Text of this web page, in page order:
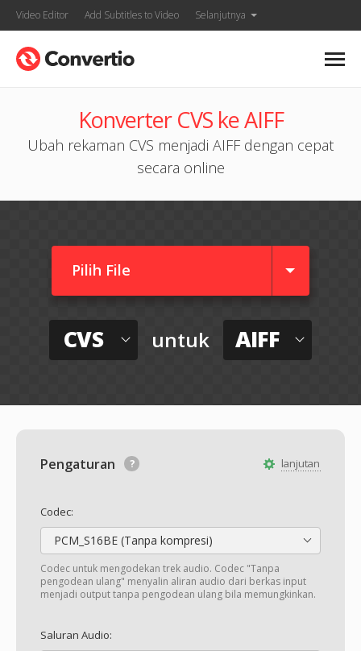
Video Editor Add Subtitles to Video Selanjutnya
Konverter CVS ke AIFF
Ubah rekaman CVS menjadi AIFF dengan cepat
secara online
Pilih File
CVS untuk AIFF
lanjutan
Pengaturan
Codec:
PCM_S16BE (Tanpa kompresi)
Codec untuk mengodekan trek audio. Codec "Tanpa
pengodean ulang" menyalin aliran audio dari berkas input
menjadi output tanpa pengodean ulang bila memungkinkan.
Saluran Audio: